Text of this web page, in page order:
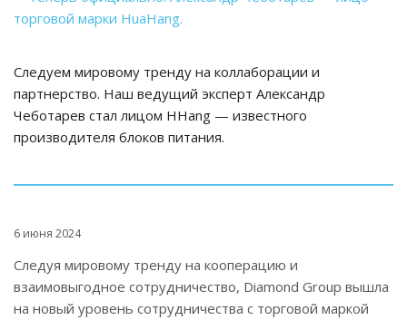
Следуем мировому тренду на коллаборации и
партнерство. Наш ведущий эксперт Александр
Чеботарев стал лицом HHang — известного
производителя блоков питания.
6 июня 2024
Следуя мировому тренду на кооперацию и
взаимовыгодное сотрудничество, Diamond Group вышла
на новый уровень сотрудничества с торговой маркой